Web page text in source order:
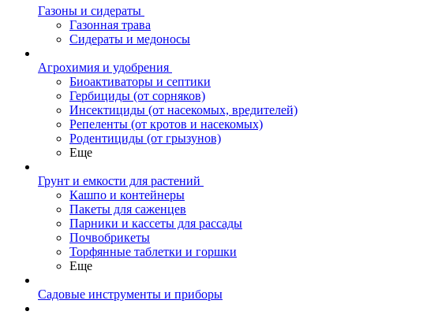
Газоны и сидераты
Газонная трава
Сидераты и медоносы
Агрохимия и удобрения
Биоактиваторы и септики
Гербициды (от сорняков)
Инсектициды (от насекомых, вредителей)
Репеленты (от кротов и насекомых)
Родентициды (от грызунов)
Еще
Грунт и емкости для растений
Кашпо и контейнеры
Пакеты для саженцев
Парники и кассеты для рассады
Почвобрикеты
Торфянные таблетки и горшки
Еще
Садовые инструменты и приборы